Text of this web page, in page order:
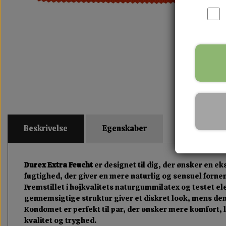
Beskrivelse Egenskaber
Durex Extra Feucht er designet til dig, der ønsker en
fugtighed, der giver en mere naturlig og sensuel
Fremstillet i højkvalitets naturgummilatex og testet
gennemsigtige struktur giver et diskret look, mens
Kondomet er perfekt til par, der ønsker mere
kvalitet og tryghed.